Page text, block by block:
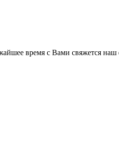
время с Вами свяжется наш